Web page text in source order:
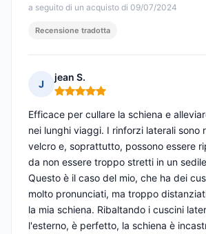
a seguito di un acquisto di 09/07/2024
Recensione tradotta
J
jean S.
Nota: 5 su 5
Efficace per cullare la schiena e
nei lunghi viaggi. I rinforzi laterali sono
velcro e, soprattutto, possono essere
da non essere troppo stretti in un
Questo è il caso del mio, che ha dei
molto pronunciati, ma troppo
la mia schiena. Ribaltando i cuscini
l'esterno, è perfetto, la schiena è